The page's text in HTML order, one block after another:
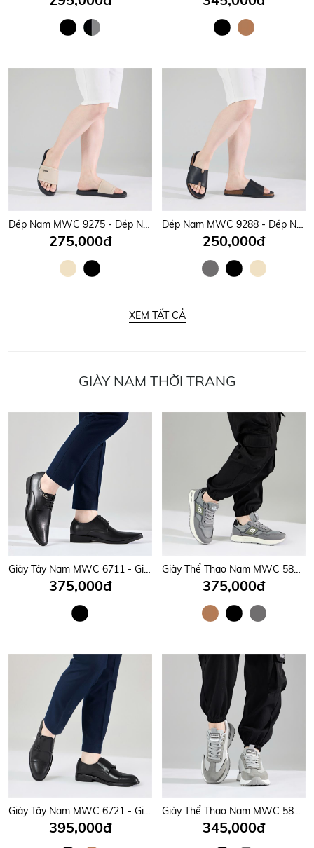
Dép Nam MWC 9275 - Dép Nam Quai Ngang Bản To Gắn Khóa Kim Loại Sang Trọng, Đẳng Cấp, Thời Trang.
275,000đ
Dép Nam MWC 9288 - Dép Nam Quai Ngang Bản To Thanh Lịch, Nam Tính, Thời Trang.
250,000đ
XEM TẤT CẢ
GIÀY NAM THỜI TRANG
Giày Tây Nam MWC 6711 - Giày Tây Nam Buộc Dây Giả Thanh Lịch Có Họa Tiết Khóa Ấn Tượng, Sang Trọng, Thời Trang.
375,000đ
Giày Thể Thao Nam MWC 5828 - Giày Sneaker Nam Đi Học, Đi Chơi, Leo Núi, Chạy Bộ Siêu Bền Đẹp Trẻ Trung, Năng Động.
375,000đ
Giày Tây Nam MWC 6721 - Giày Tây Nam Kiểu Monk Strap, Mũi Nhọn Phối Hai Quai Da Có Khoá Kim Loại Tinh Tế, Sang Trọng.
395,000đ
Giày Thể Thao Nam MWC 5860 - Giày Thể Thao Sneaker Nam Cổ Thấp, Mũi Tròn Bo Gọn Năng Động, Trẻ Trung, Thời Trang.
345,000đ